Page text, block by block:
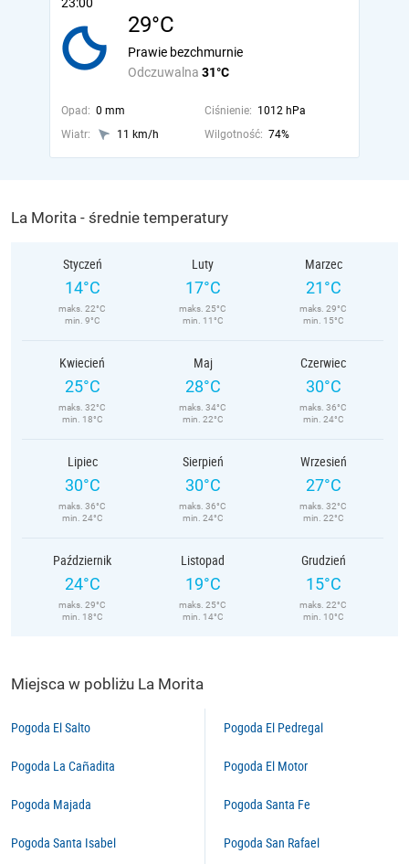
29°C
Odczuwalna 31°C
Prawie bezchmurnie
Opad: 0 mm Ciśnienie: 1012 hPa
Wiatr:
11 km/h Wilgotność: 74%
La Morita - średnie temperatury
Styczeń
14°C
maks. 22°C
min. 9°C
Luty
17°C
maks. 25°C
min. 11°C
Marzec
21°C
maks. 29°C
min. 15°C
Kwiecień
25°C
maks. 32°C
min. 18°C
Maj
28°C
maks. 34°C
min. 22°C
Czerwiec
30°C
maks. 36°C
min. 24°C
Lipiec
30°C
maks. 36°C
min. 24°C
Sierpień
30°C
maks. 36°C
min. 24°C
Wrzesień
27°C
maks. 32°C
min. 22°C
Październik
24°C
maks. 29°C
min. 18°C
Listopad
19°C
maks. 25°C
min. 14°C
Grudzień
15°C
maks. 22°C
min. 10°C
Miejsca w pobliżu La Morita
Pogoda El Salto
Pogoda La Cañadita
Pogoda Majada
Pogoda Santa Isabel
Pogoda El Pedregal
Pogoda El Motor
Pogoda Santa Fe
Pogoda San Rafael